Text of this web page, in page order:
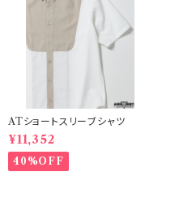
ATショートスリーブシャツ
¥11,352
40%OFF